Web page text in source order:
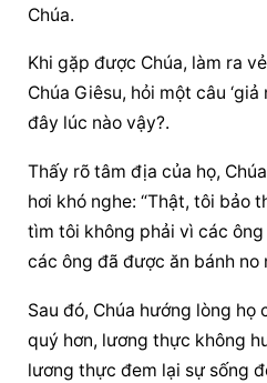
Chúa.
Khi gặp được Chúa, làm ra
Chúa Giêsu, hỏi một câu
đây lúc nào vậy?.
Thấy rõ tâm địa của họ,
hơi khó nghe: “Thật, tôi bảo
tìm tôi không phải vì các
các ông đã được ăn bánh no
Sau đó, Chúa hướng lòng
quý hơn, lương thực không
lương thực đem lại sự sống